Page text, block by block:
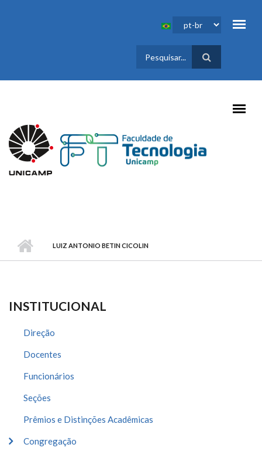
FORMULÁRIO
DE BUSCA
LUIZ ANTONIO BETIN CICOLIN
INSTITUCIONAL
Direção
Docentes
Funcionários
Seções
Prêmios e Distinções Acadêmicas
Congregação